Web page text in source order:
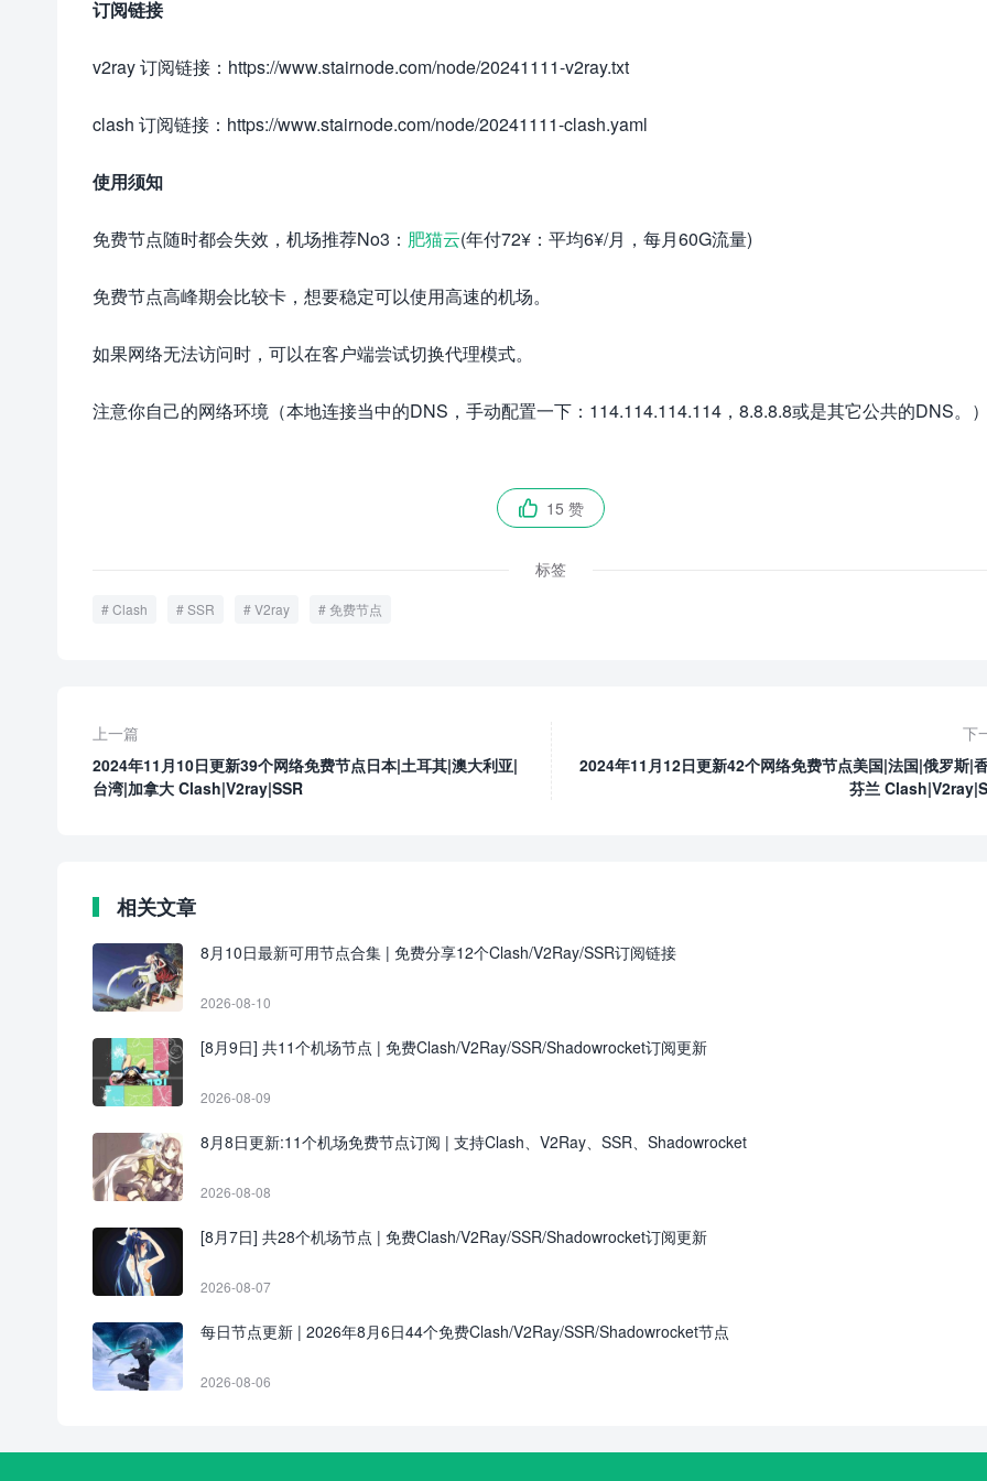
订阅链接
v2ray 订阅链接：https://www.stairnode.com/node/20241111-v2ray.txt
clash 订阅链接：https://www.stairnode.com/node/20241111-clash.yaml
使用须知
免费节点随时都会失效，机场推荐No3： 肥猫云(年付72¥：平均6¥/月，每月60G流量)
免费节点高峰期会比较卡，想要稳定可以使用高速的机场。
如果网络无法访问时，可以在客户端尝试切换代理模式。
注意你自己的网络环境（本地连接当中的DNS，手动配置一下：114.114.114.114，8.8.8.8或是其它公共的DNS。
 15 赞
标签
Clash SSR V2ray 免费节点
上一篇
2024年11月10日更新39个网络免费节点日本|土耳其|澳大利亚|
台湾|加拿大 Clash|V2ray|SSR
下
2024年11月12日更新42个网络免费节点美国|法国|俄罗斯|
芬兰
相关文章
8月10日最新可用节点合集 | 免费分享12个Clash/V2Ray/SSR订阅链接
2026-08-10
[8月9日] 共11个机场节点 | 免费Clash/V2Ray/SSR/Shadowrocket订阅更新
2026-08-09
8月8日更新:11个机场免费节点订阅 | 支持Clash、V2Ray、SSR、Shadowrocket
2026-08-08
[8月7日] 共28个机场节点 | 免费Clash/V2Ray/SSR/Shadowrocket订阅更新
2026-08-07
每日节点更新 | 2026年8月6日44个免费Clash/V2Ray/SSR/Shadowrocket节点
2026-08-06